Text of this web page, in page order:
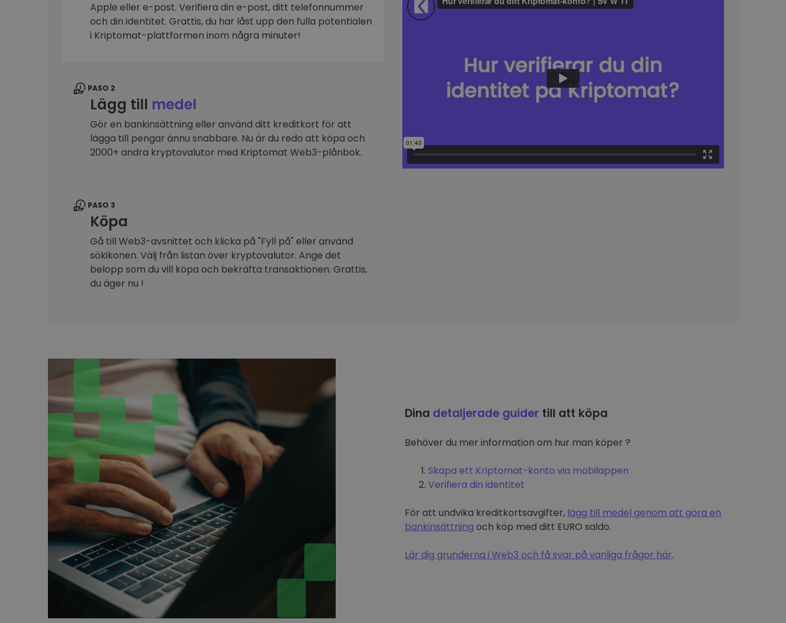
Investeringsutforskaren
Hitta din kryptostrategi
Apple eller e-post. Verifiera din e-post, ditt telefonnummer
och din identitet. Grattis, du har låst upp den fulla potentialen
i Kriptomat-plattformen inom några minuter!
PASO 2
Lägg till medel
Gör en bankinsättning eller använd ditt kreditkort för att
lägga till pengar ännu snabbare. Nu är du redo att köpa och
2000+ andra kryptovalutor med Kriptomat Web3-plånbok.
PASO 3
Köpa
Gå till Web3-avsnittet och klicka på "Fyll på" eller använd
sökikonen. Välj från listan över kryptovalutor. Ange det
belopp som du vill köpa och bekräfta transaktionen. Grattis,
du äger nu !
Dina detaljerade guider till att köpa
Behöver du mer information om hur man köper ?
Skapa ett Kriptomat-konto via mobilappen
Verifiera din identitet
För att undvika kreditkortsavgifter, lägg till medel genom att göra en
bankinsättning och köp med ditt EURO saldo.
Lär dig grunderna i Web3 och få svar på vanliga frågor här.